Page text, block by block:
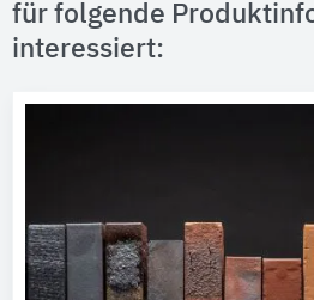
für folgende
interessiert: